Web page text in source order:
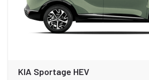
KIA Sportage HEV